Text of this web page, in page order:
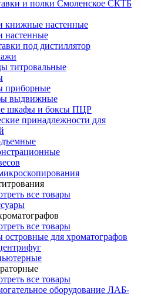
и полки Смоленское СКТБ
книжные настенные
настенные
под дистиллятор
титровальные
приборные
выдвижные
шкафы и боксы ПЦР
принадлежности для
все товары
все товары
островные для хроматографов
все товары
оборудование ЛАБ-